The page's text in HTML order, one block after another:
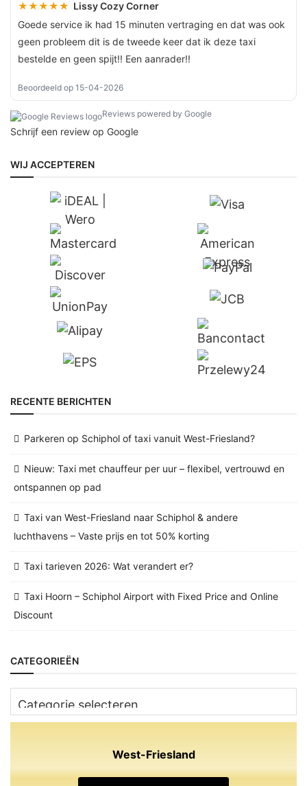
★★★★★ Lissy Cozy Corner
Goede service ik had 15 minuten vertraging en dat was ook
geen probleem dit is de tweede keer dat ik deze taxi
bestelde en geen spijt!! Een aanrader!!
Beoordeeld op 15-04-2026
Reviews powered by Google
Schrijf een review op Google
WIJ ACCEPTEREN
RECENTE BERICHTEN
Parkeren op Schiphol of taxi vanuit West-Friesland?
Nieuw: Taxi met chauffeur per uur – flexibel, vertrouwd en
ontspannen op pad
Taxi van West-Friesland naar Schiphol & andere
luchthavens – Vaste prijs en tot 50% korting
Taxi tarieven 2026: Wat verandert er?
Taxi Hoorn – Schiphol Airport with Fixed Price and Online
Discount
CATEGORIEËN
Categorieën
West-Friesland